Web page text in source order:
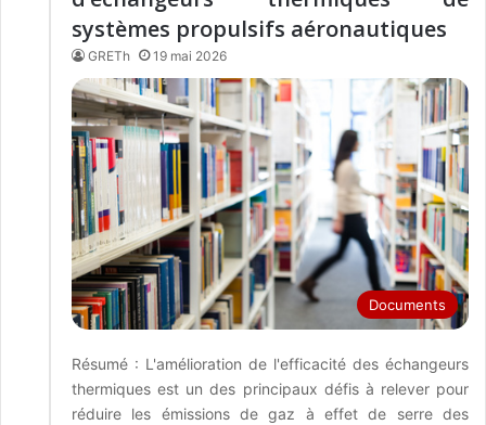
systèmes propulsifs aéronautiques
GRETh 19 mai 2026
Documents
Résumé : L'amélioration de l'efficacité des échangeurs
thermiques est un des principaux défis à relever pour
réduire les émissions de gaz à effet de serre des